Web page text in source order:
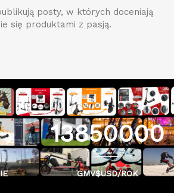
posty, w których doceniają
się produktami z pasją.
13850000
GMV$USD/ROK